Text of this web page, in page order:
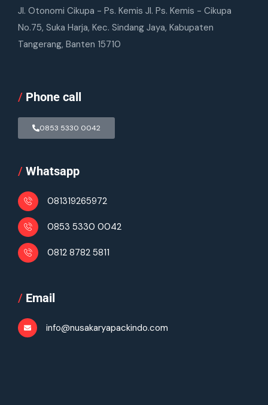
Jl. Otonomi Cikupa - Ps. Kemis Jl. Ps. Kemis - Cikupa
No.75, Suka Harja, Kec. Sindang Jaya, Kabupaten
Tangerang, Banten 15710
/ Phone call
0853 5330 0042
/ Whatsapp
081319265972
0853 5330 0042
0812 8782 5811
/ Email
info@nusakaryapackindo.com